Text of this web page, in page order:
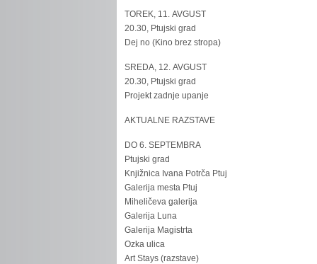
TOREK, 11. AVGUST
20.30, Ptujski grad
Dej no (Kino brez stropa)
SREDA, 12. AVGUST
20.30, Ptujski grad
Projekt zadnje upanje
AKTUALNE RAZSTAVE
DO 6. SEPTEMBRA
Ptujski grad
Knjižnica Ivana Potrča Ptuj
Galerija mesta Ptuj
Miheličeva galerija
Galerija Luna
Galerija Magistrta
Ozka ulica
Art Stays (razstave)